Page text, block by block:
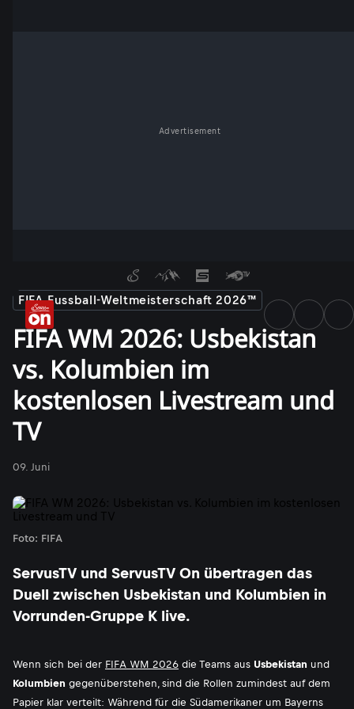
Advertisement
FIFA Fussball-Weltmeisterschaft 2026™
FIFA WM 2026: Usbekistan
vs. Kolumbien im
kostenlosen Livestream und
TV
09. Juni
Foto: FIFA
ServusTV und ServusTV On übertragen das
Duell zwischen Usbekistan und Kolumbien in
Vorrunden-Gruppe K live.
Wenn sich bei der FIFA WM 2026 die Teams aus Usbekistan und
Kolumbien gegenüberstehen, sind die Rollen zumindest auf dem
Papier klar verteilt: Während für die Südamerikaner um Bayerns